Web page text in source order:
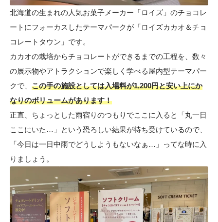
北海道の生まれの人気お菓子メーカー「ロイズ」のチョコレ
ートにフォーカスしたテーマパークが「ロイズカカオ＆チョ
コレートタウン」です。
カカオの栽培からチョコレートができるまでの工程を、数々
の展示物やアトラクションで楽しく学べる屋内型テーマパー
クで、 この手の施設としては入場料が1,200円と安い上にか
なりのボリュームがあります！
正直、ちょっとした雨宿りのつもりでここに入ると「丸一日
ここにいた…」という恐ろしい結果が待ち受けているので、
「今日は一日中雨でどうしようもないなぁ…」ってな時に入
りましょう。